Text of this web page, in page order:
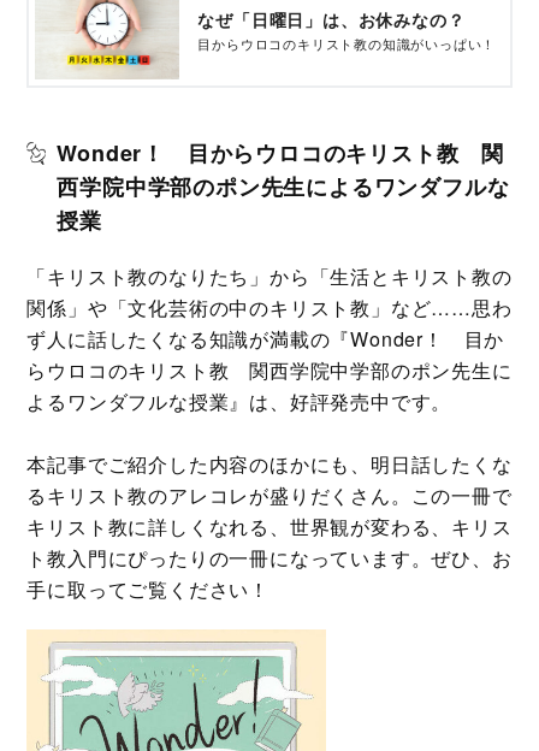
なぜ「日曜日」は、お休みなの？
目からウロコのキリスト教の知識がいっぱい！
Wonder！ 目からウロコのキリスト教 関
西学院中学部のポン先生によるワンダフルな
授業
「キリスト教のなりたち」から「生活とキリスト教の
関係」や「文化芸術の中のキリスト教」など……思わ
ず人に話したくなる知識が満載の『Wonder！ 目か
らウロコのキリスト教 関西学院中学部のポン先生に
よるワンダフルな授業』は、好評発売中です。
本記事でご紹介した内容のほかにも、明日話したくな
るキリスト教のアレコレが盛りだくさん。この一冊で
キリスト教に詳しくなれる、世界観が変わる、キリス
ト教入門にぴったりの一冊になっています。ぜひ、お
手に取ってご覧ください！